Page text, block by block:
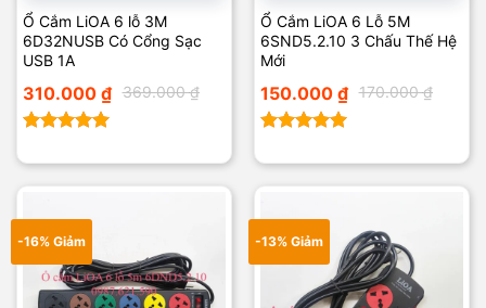
Ổ Cắm LiOA 6 lỗ 3M
6D32NUSB Có Cổng Sạc
USB 1A
hạng5.00
369.000₫
Giá
gốc
là:
369.000 ₫.
310.000 ₫
Giá
hiện
tại
là:
Ổ Cắm LiOA 6 Lỗ 5M
6SND5.2.10 3 Chấu Thế Hệ
Mới
hạng5.00
170.000₫
Giá
gốc
là:
170.000 ₫.
150.000 ₫
Giá
hiện
tại
là:
-16% Giảm -13% Giảm